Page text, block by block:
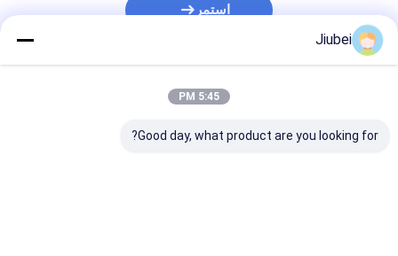
استمر
Jiubei
5:45 PM
Good day, what product are you looking for?